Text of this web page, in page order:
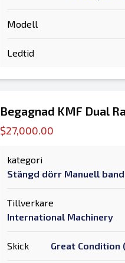
Modell
Ledtid
Begagnad KMF Dual
$27,000.00
kategori
Stängd dörr Manuell
Tillverkare
International Machinery
Skick Great Condition